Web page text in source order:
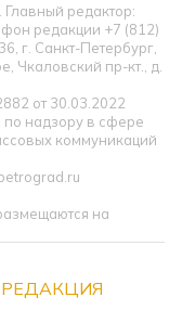
редактор:
редакции +7 (812)
г. Санкт-Петербург,
Чкаловский пр-кт., д.
от 30.03.2022
надзору в сфере
коммуникаций
на
РЕДАКЦИЯ